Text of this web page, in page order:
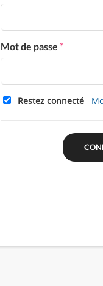
Mot de passe *
Restez connecté